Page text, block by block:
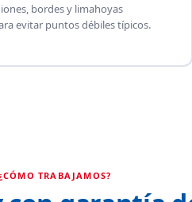
bordes y limahoyas
evitar puntos débiles típicos.
TRABAJAMOS?